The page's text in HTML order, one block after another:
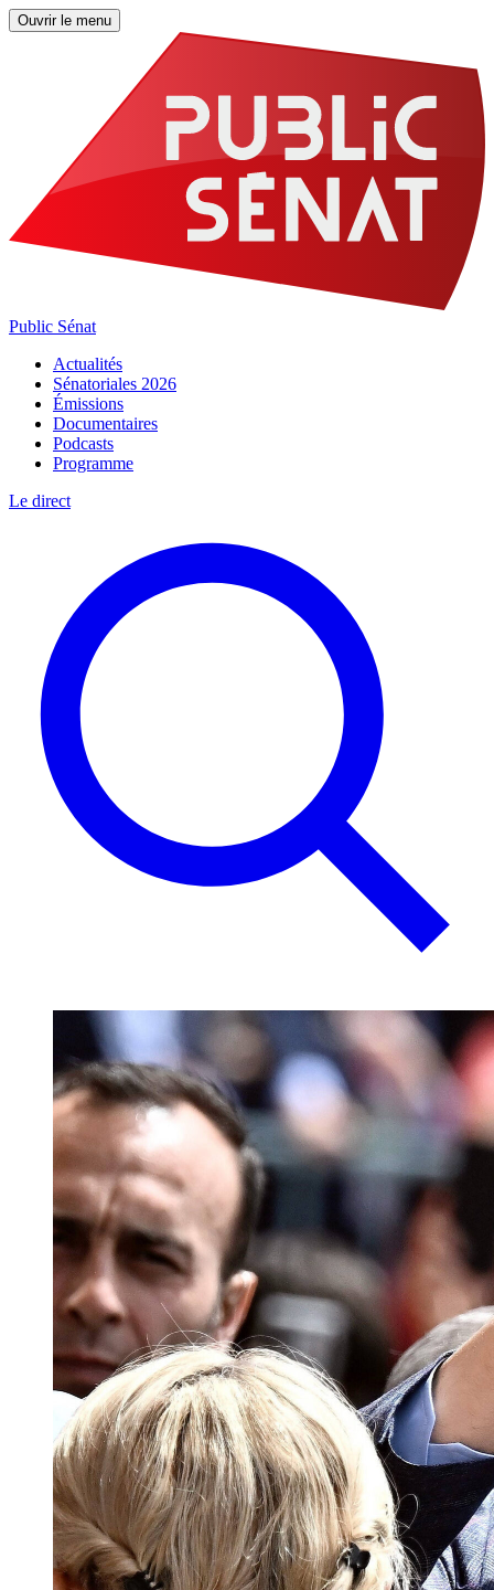
Ouvrir le menu
Public Sénat
Actualités
Sénatoriales 2026
Émissions
Documentaires
Podcasts
Programme
Le direct